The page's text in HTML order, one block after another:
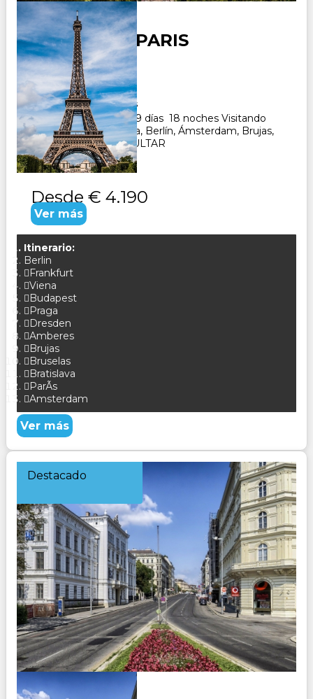
DE VIENA A PARIS
Duración:
19Días18Noches
Paquete Turistico de 19 días 18 noches Visitando
Viena, Budapest, Praga, Berlín, Ámsterdam, Brujas,
Bruselas, París. CONSULTAR
Desde € 4.190
Ver más
Itinerario:
Berlin
Frankfurt
Viena
Budapest
Praga
Dresden
Amberes
Brujas
Bruselas
Bratislava
ParÃ­s
Amsterdam
Ver más
Destacado